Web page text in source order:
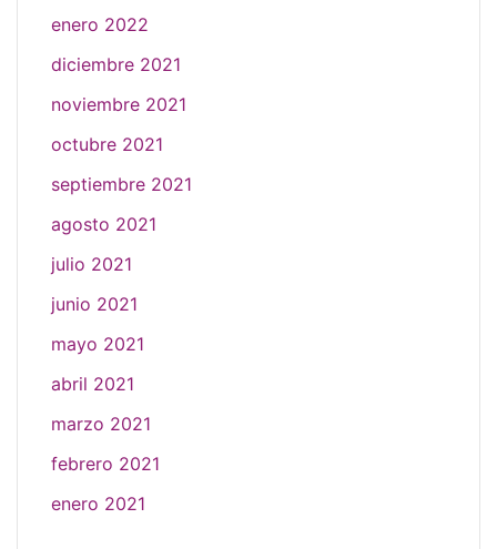
enero 2022
diciembre 2021
noviembre 2021
octubre 2021
septiembre 2021
agosto 2021
julio 2021
junio 2021
mayo 2021
abril 2021
marzo 2021
febrero 2021
enero 2021